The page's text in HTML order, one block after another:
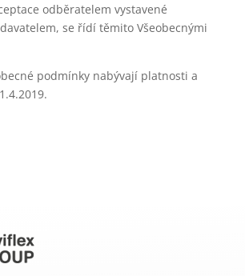
odběratelem vystavené
se řídí těmito Všeobecnými
podmínky nabývají platnosti a